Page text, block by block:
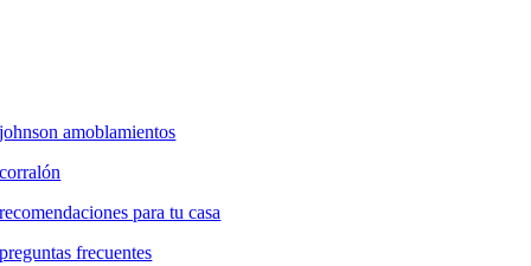
johnson amoblamientos
corralón
recomendaciones para tu casa
preguntas frecuentes